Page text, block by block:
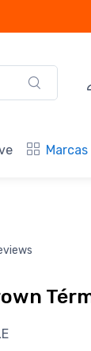
Marcas